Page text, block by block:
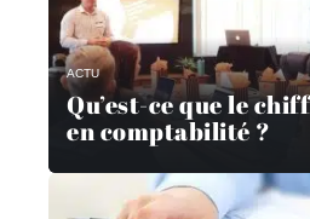
ACTU
Qu’est-ce que le
en comptabilité ?